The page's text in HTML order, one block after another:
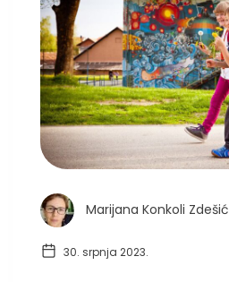
Marijana Konkoli Zdešić
30. srpnja 2023.